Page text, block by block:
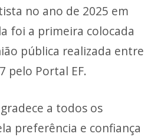
no ano de 2025 em
foi a primeira colocada
pública realizada entre
pelo Portal EF.
a todos os
preferência e confiança